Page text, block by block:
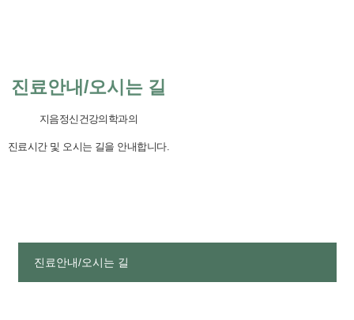
진료안내/오시는 길
지음정신건강의학과의
진료시간 및 오시는 길을 안내합니다.
진료안내/오시는 길